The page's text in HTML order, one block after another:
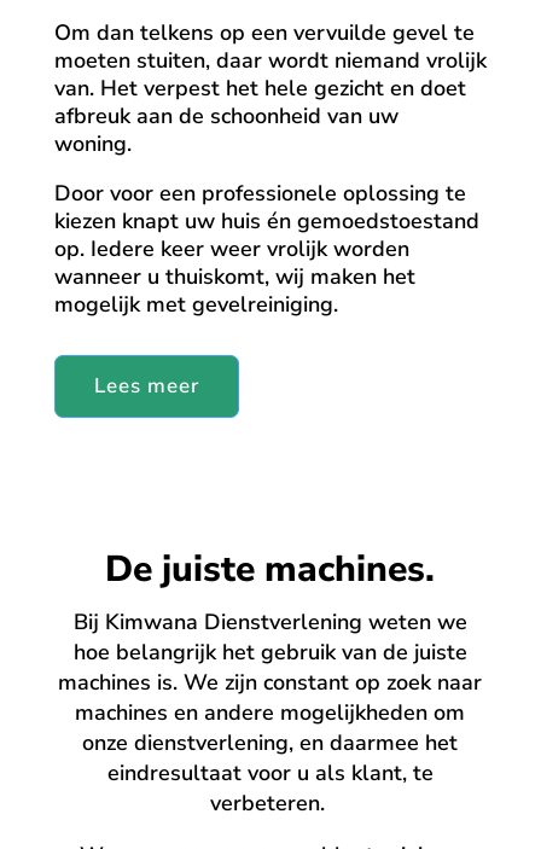
Om dan telkens op een vervuilde gevel te
moeten stuiten, daar wordt niemand vrolijk
van. Het verpest het hele gezicht en doet
afbreuk aan de schoonheid van uw
woning.
Door voor een professionele oplossing te
kiezen knapt uw huis én gemoedstoestand
op. Iedere keer weer vrolijk worden
wanneer u thuiskomt, wij maken het
mogelijk met gevelreiniging.
Lees meer
De juiste machines.
Bij Kimwana Dienstverlening weten we
hoe belangrijk het gebruik van de juiste
machines is. We zijn constant op zoek naar
machines en andere mogelijkheden om
onze dienstverlening, en daarmee het
eindresultaat voor u als klant, te
verbeteren.